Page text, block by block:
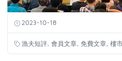
2023-10-18
漁夫短評 會員文章 免費文章 樓